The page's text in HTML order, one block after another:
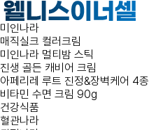
미인나라
매직실크 컬러크림
미인나라 멀티밤 스틱
진생 골든 캐비어 크림
아페리레 루트 진정&장벽케어 4종
비타민 수면 크림 90g
건강식품
혈관나라